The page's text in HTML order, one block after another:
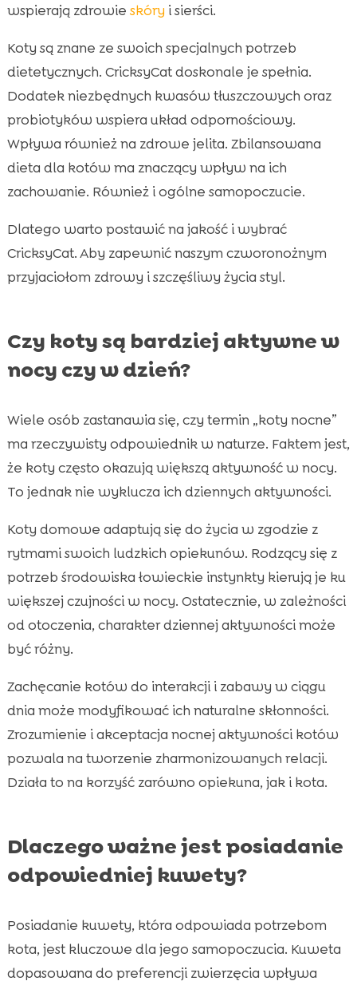
wspierają zdrowie skóry i sierści.
Koty są znane ze swoich specjalnych potrzeb
dietetycznych. CricksyCat doskonale je spełnia.
Dodatek niezbędnych kwasów tłuszczowych oraz
probiotyków wspiera układ odpornościowy.
Wpływa również na zdrowe jelita. Zbilansowana
dieta dla kotów ma znaczący wpływ na ich
zachowanie. Również i ogólne samopoczucie.
Dlatego warto postawić na jakość i wybrać
CricksyCat. Aby zapewnić naszym czworonożnym
przyjaciołom zdrowy i szczęśliwy życia styl.
Czy koty są bardziej aktywne w
nocy czy w dzień?
Wiele osób zastanawia się, czy termin „koty nocne”
ma rzeczywisty odpowiednik w naturze. Faktem jest,
że koty często okazują większą aktywność w nocy.
To jednak nie wyklucza ich dziennych aktywności.
Koty domowe adaptują się do życia w zgodzie z
rytmami swoich ludzkich opiekunów. Rodzący się z
potrzeb środowiska łowieckie instynkty kierują je ku
większej czujności w nocy. Ostatecznie, w zależności
od otoczenia, charakter dziennej aktywności może
być różny.
Zachęcanie kotów do interakcji i zabawy w ciągu
dnia może modyfikować ich naturalne skłonności.
Zrozumienie i akceptacja nocnej aktywności kotów
pozwala na tworzenie zharmonizowanych relacji.
Działa to na korzyść zarówno opiekuna, jak i kota.
Dlaczego ważne jest posiadanie
odpowiedniej kuwety?
Posiadanie kuwety, która odpowiada potrzebom
kota, jest kluczowe dla jego samopoczucia. Kuweta
dopasowana do preferencji zwierzęcia wpływa